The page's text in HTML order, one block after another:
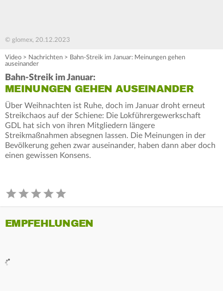
© glomex, 20.12.2023
Video > Nachrichten > Bahn-Streik im Januar: Meinungen gehen
auseinander
Bahn-Streik im Januar:
MEINUNGEN GEHEN AUSEINANDER
Über Weihnachten ist Ruhe, doch im Januar droht erneut
Streikchaos auf der Schiene: Die Lokführergewerkschaft
GDL hat sich von ihren Mitgliedern längere
Streikmaßnahmen absegnen lassen. Die Meinungen in der
Bevölkerung gehen zwar auseinander, haben dann aber doch
einen gewissen Konsens.
EMPFEHLUNGEN